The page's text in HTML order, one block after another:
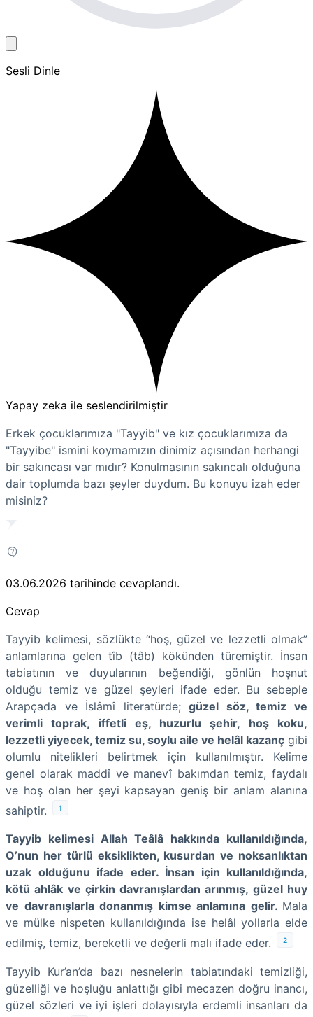
Sesli Dinle
Yapay zeka ile seslendirilmiştir
Erkek çocuklarımıza "Tayyib" ve kız çocuklarımıza da
"Tayyibe" ismini koymamızın dinimiz açısından herhangi
bir sakıncası var mıdır? Konulmasının sakıncalı olduğuna
dair toplumda bazı şeyler duydum. Bu konuyu izah eder
misiniz?
03.06.2026 tarihinde cevaplandı.
Cevap
Tayyib kelimesi, sözlükte “hoş, güzel ve lezzetli olmak”
anlamlarına gelen tîb (tâb) kökünden türemiştir. İnsan
tabiatının ve duyularının beğendiği, gönlün hoşnut
olduğu temiz ve güzel şeyleri ifade eder. Bu sebeple
Arapçada ve İslâmî literatürde;güzel söz, temiz ve
verimli toprak, iffetli eş, huzurlu şehir, hoş koku,
lezzetli yiyecek, temiz su, soylu aile ve helâl kazanç gibi
olumlu nitelikleri belirtmek için kullanılmıştır. Kelime
genel olarak maddî ve manevî bakımdan temiz, faydalı
ve hoş olan her şeyi kapsayan geniş bir anlam alanına
sahiptir.
1
Tayyib kelimesi Allah Teâlâ hakkında kullanıldığında,
O’nun her türlü eksiklikten, kusurdan ve noksanlıktan
uzak olduğunu ifade eder. İnsan için kullanıldığında,
kötü ahlâk ve çirkin davranışlardan arınmış, güzel huy
ve davranışlarla donanmış kimse anlamına gelir. Mala
ve mülke nispeten kullanıldığında ise helâl yollarla elde
edilmiş, temiz, bereketli ve değerli malı ifade eder.
2
Tayyib Kur’an’da bazı nesnelerin tabiatındaki temizliği,
güzelliği ve hoşluğu anlattığı gibi mecazen doğru inancı,
güzel sözleri ve iyi işleri dolayısıyla erdemli insanları da